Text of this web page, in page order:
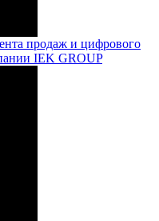
продаж и цифрового
IEK GROUP